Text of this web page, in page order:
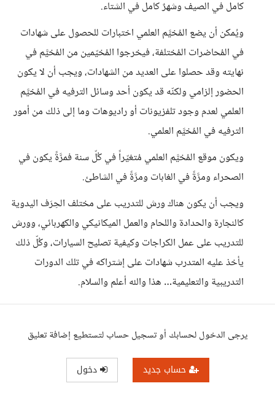
كامل في الصيف وشهرٌ كامل في الشتاء.
ويُمكن أن يضع المُخيَّم العلمي اختبارات للحصول على شهادات
في المُحاضرات المُختلفة، فيخرجوا المُخيّمين من المُخيَّم في
نهايته وقد حصلوا على العديد من الشهادات، ويجب أن لا يكون
الحضور إلزامي ولكنّه قد يكون أحد وسائل الترفيه في المُخيَّم
العلمي لعدم وجود تلفزيونات أو راديوهات وما إلى ذلك من أمور
الترفيه في المُخيَّم العلمي.
ويكون موقع المُخيَّم العلمي مُتغيّراً في كُلّ سنة فمرَّةً يكون في
الصحراء ومرَّةً في الغابات ومرَّةً في الشاطئ.
ويجب أن يكون هناك ورش للتدريب على مختلف الحِرَف اليدوية
كالنجارة والحدادة واللحام والعمل الميكانيكي والكهربائي، وورش
للتدريب على عمل الكراجات وكيفية تصليح السيارات، وكُلّ ذلك
يأخذ عليه المتدرب شهادات على إشتراكه في تلك الدورات
التدريبية والتعليمية… هذا والله أعلم والسلام.
يرجى الدخول لحسابك أو تسجيل حساب لتستطيع إضافة تعليق
حساب جديد دخول